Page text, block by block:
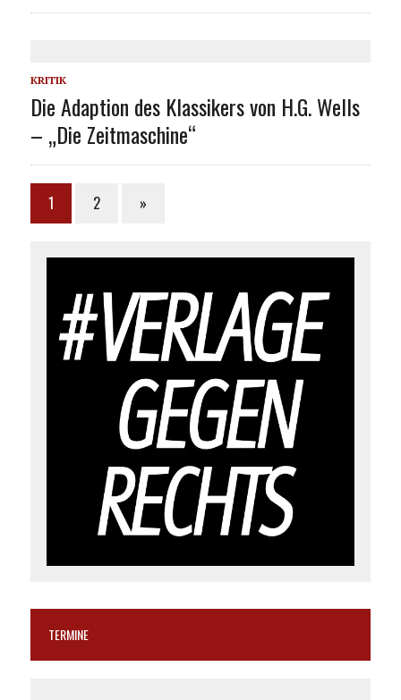
KRITIK
Die Adaption des Klassikers von H.G. Wells
– „Die Zeitmaschine“
1 2 »
TERMINE